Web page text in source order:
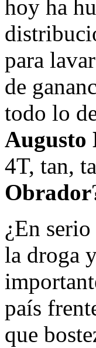
hoy ha
para
de
todo lo
Augusto
4T, tan,
Obrador
¿En
la droga
país
que